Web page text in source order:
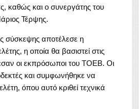
καθώς και ο συνεργάτης του
Τέρψης.
σύσκεψης αποτέλεσε η
η οποία θα βασιστεί στις
οι εκπρόσωποι του ΤΟΕΒ. Οι
και συμφωνήθηκε να
όπου αυτό κριθεί τεχνικά